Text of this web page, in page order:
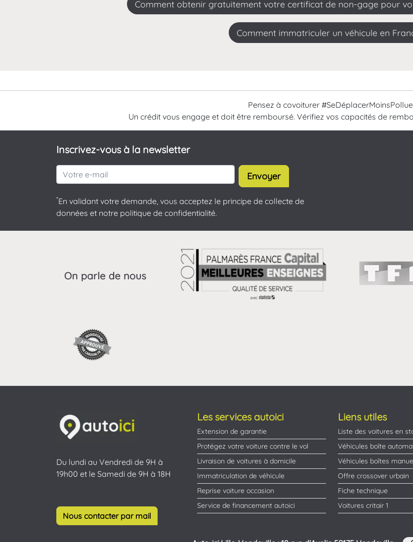
Comment obtenir gratuitement votre certificat de non-gage pour
Comment immatriculer un véhicule en
Pensez à covoiturer
Un crédit vous engage et doit être remboursé. Vérifiez vos capacités de
Inscrivez-vous à la newsletter
Envoyer
*En validant votre demande, vous acceptez le principe de collecte de
données et notre politique de confidentialité.
Du lundi au Vendredi de 9H à
19h00 et le Samedi de 9H à 18H
Nous contacter par mail
Les services autoici
Extension de garantie
Protégez votre voiture contre le vol
Livraison de voitures à domicile
Immatriculation de véhicule
Reprise voiture occasion
Service de financement autoici
Liens utiles
Liste des voitures en
Véhicules boîte
Véhicules boîtes
Offre crossover urbain
Fiche technique
Voitures critair 1